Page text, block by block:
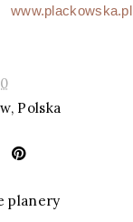
www.plackowska.pl
Polska
planery